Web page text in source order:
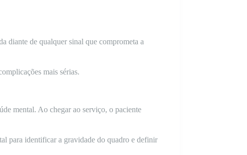
diante de qualquer sinal que comprometa a
mais sérias.
mental. Ao chegar ao serviço, o paciente
para identificar a gravidade do quadro e definir